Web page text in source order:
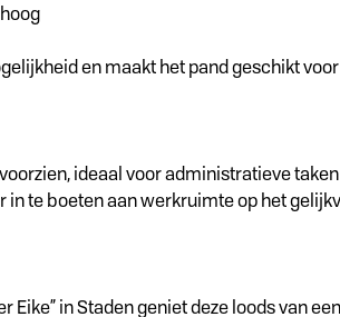
en maakt het pand geschikt
ideaal voor administratieve
te boeten aan werkruimte op het
Eike” in Staden geniet deze loods van